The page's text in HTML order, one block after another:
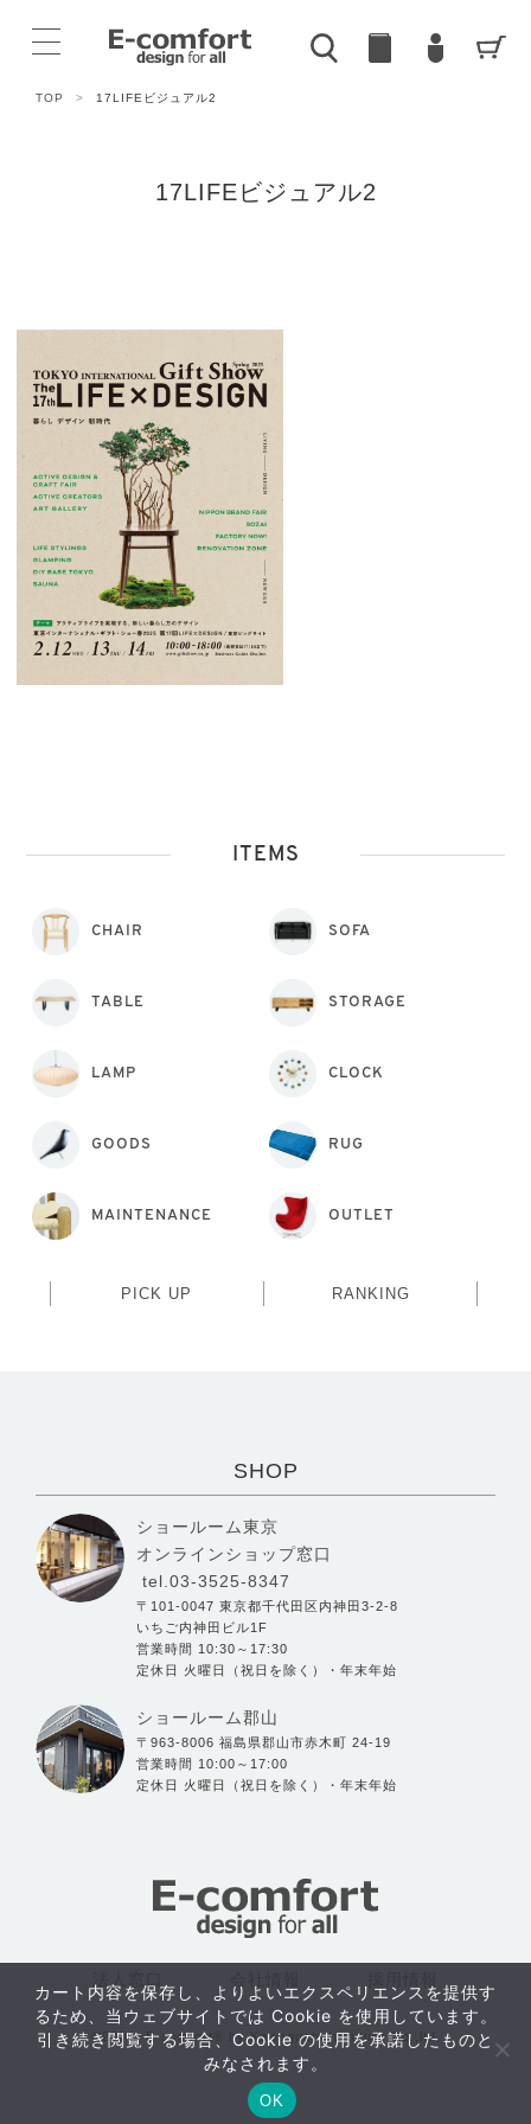
TOP > 17LIFEビジュアル2
17LIFEビジュアル2
おすすめ
ITEMS
CHAIR SOFA
TABLE STORAGE
LAMP CLOCK
GOODS RUG
MAINTENANCE OUTLET
PICK UP RANKING
SHOP
ショールーム東京
オンラインショップ窓口
tel.03-3525-8347
〒101-0047 東京都千代田区内神田3-2-8
いちご内神田ビル1F
営業時間 10:30～17:30
定休日 火曜日（祝日を除く）・年末年始
ショールーム郡山
〒963-8006 福島県郡山市赤木町 24-19
営業時間 10:00～17:00
定休日 火曜日（祝日を除く）・年末年始
©2004- E-comfort® by Kawaguchi furniture Co.,ltd.
カート内容を保存し、よりよいエクスペリエンスを提供す
るため、当ウェブサイトでは Cookie を使用しています。
引き続き閲覧する場合、Cookie の使用を承諾したものと
みなされます。
OK